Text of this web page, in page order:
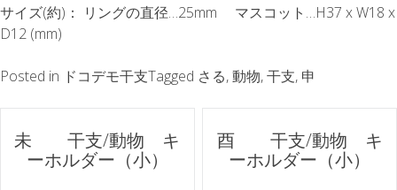
サイズ(約)： リングの直径…25mm マスコット…H37 x W18 x
D12 (mm)
Posted in ドコデモ干支Tagged さる,動物,干支, 申
ポ
ス
未 干支/動物 キ
ーホルダー（小）
酉 干支/動物 キ
ーホルダー（小）